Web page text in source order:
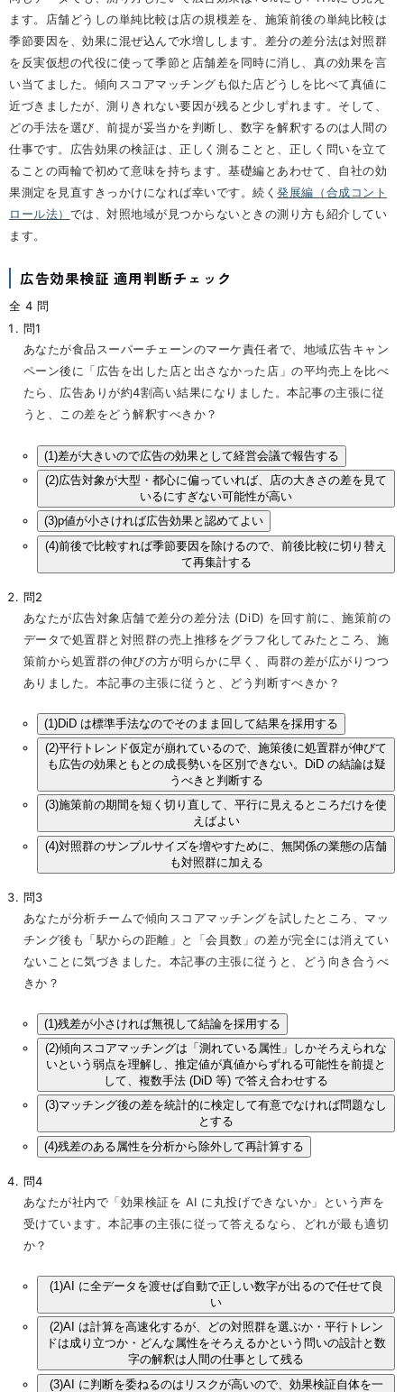
ます。店舗どうしの単純比較は店の規模差を、施策前後の単純比較は
季節要因を、効果に混ぜ込んで水増しします。差分の差分法は対照群
を反実仮想の代役に使って季節と店舗差を同時に消し、真の効果を言
い当てました。傾向スコアマッチングも似た店どうしを比べて真値に
近づきましたが、測りきれない要因が残ると少しずれます。そして、
どの手法を選び、前提が妥当かを判断し、数字を解釈するのは人間の
仕事です。広告効果の検証は、正しく測ることと、正しく問いを立て
ることの両輪で初めて意味を持ちます。基礎編とあわせて、自社の効
果測定を見直すきっかけになれば幸いです。続く発展編（合成コント
ロール法） では、対照地域が見つからないときの測り方も紹介してい
ます。
広告効果検証 適用判断チェック
全 4 問
問1
あなたが食品スーパーチェーンのマーケ責任者で、地域広告キャン
ペーン後に「広告を出した店と出さなかった店」の平均売上を比べ
たら、広告ありが約4割高い結果になりました。本記事の主張に従
うと、この差をどう解釈すべきか？
(1)差が大きいので広告の効果として経営会議で報告する
(2)広告対象が大型・都心に偏っていれば、店の大きさの差を見て
いるにすぎない可能性が高い
(3)p値が小さければ広告効果と認めてよい
(4)前後で比較すれば季節要因を除けるので、前後比較に切り替え
て再集計する
問2
あなたが広告対象店舗で差分の差分法 (DiD) を回す前に、施策前の
データで処置群と対照群の売上推移をグラフ化してみたところ、施
策前から処置群の伸びの方が明らかに早く、両群の差が広がりつつ
ありました。本記事の主張に従うと、どう判断すべきか？
(1)DiD は標準手法なのでそのまま回して結果を採用する
(2)平行トレンド仮定が崩れているので、施策後に処置群が伸びて
も広告の効果ともとの成長勢いを区別できない。DiD の結論は疑
うべきと判断する
(3)施策前の期間を短く切り直して、平行に見えるところだけを使
えばよい
(4)対照群のサンプルサイズを増やすために、無関係の業態の店舗
も対照群に加える
問3
あなたが分析チームで傾向スコアマッチングを試したところ、マッ
チング後も「駅からの距離」と「会員数」の差が完全には消えてい
ないことに気づきました。本記事の主張に従うと、どう向き合うべ
きか？
(1)残差が小さければ無視して結論を採用する
(2)傾向スコアマッチングは「測れている属性」しかそろえられな
いという弱点を理解し、推定値が真値からずれる可能性を前提と
して、複数手法 (DiD 等) で答え合わせする
(3)マッチング後の差を統計的に検定して有意でなければ問題なし
とする
(4)残差のある属性を分析から除外して再計算する
問4
あなたが社内で「効果検証を AI に丸投げできないか」という声を
受けています。本記事の主張に従って答えるなら、どれが最も適切
か？
(1)AI に全データを渡せば自動で正しい数字が出るので任せて良
い
(2)AI は計算を高速化するが、どの対照群を選ぶか・平行トレン
ドは成り立つか・どんな属性をそろえるかという問いの設計と数
字の解釈は人間の仕事として残る
(3)AI に判断を委ねるのはリスクが高いので、効果検証自体を一